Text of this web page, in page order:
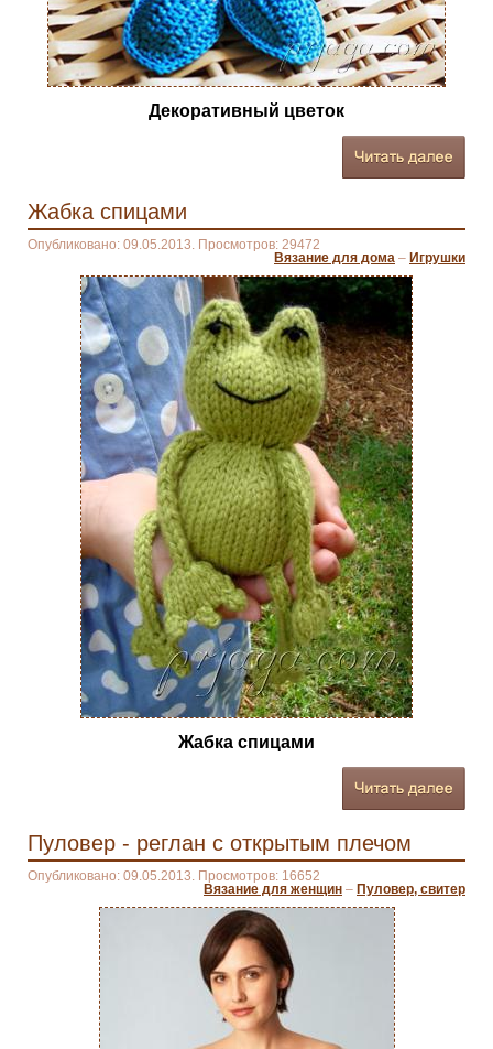
Декоративный цветок
Жабка спицами
Опубликовано: 09.05.2013. Просмотров: 29472
Вязание для дома – Игрушки
Жабка спицами
Пуловер - реглан с открытым плечом
Опубликовано: 09.05.2013. Просмотров: 16652
Вязание для женщин – Пуловер, свитер